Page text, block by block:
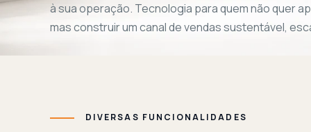
à sua operação. Tecnologia para quem não quer
mas construir um canal de vendas sustentável,
DIVERSAS FUNCIONALIDADES